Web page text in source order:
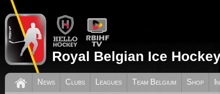
Royal Belgian Ice
News Clubs Leagues Team Belgium Shop